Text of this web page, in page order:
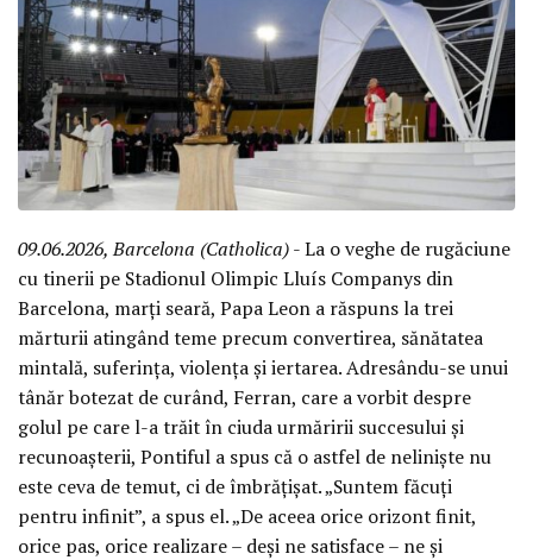
09.06.2026, Barcelona (Catholica)- La o veghe de rugăciune
cu tinerii pe Stadionul Olimpic Lluís Companys din
Barcelona, marți seară, Papa Leon a răspuns la trei
mărturii atingând teme precum convertirea, sănătatea
mintală, suferința, violența și iertarea. Adresându-se unui
tânăr botezat de curând, Ferran, care a vorbit despre
golul pe care l-a trăit în ciuda urmăririi succesului și
recunoașterii, Pontiful a spus că o astfel de neliniște nu
este ceva de temut, ci de îmbrățișat. „Suntem făcuți
pentru infinit”, a spus el. „De aceea orice orizont finit,
orice pas, orice realizare – deși ne satisface – ne și